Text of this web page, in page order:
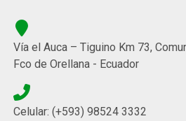
Vía el Auca – Tiguino Km 73,
Fco de Orellana - Ecuador
Celular: (+593) 98524 3332